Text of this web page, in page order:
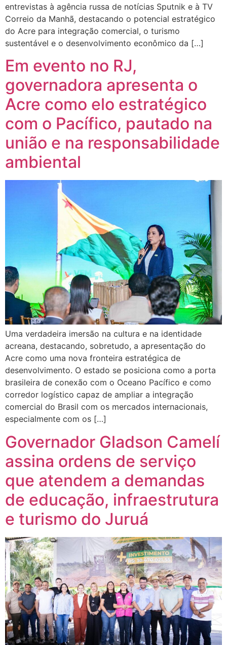
entrevistas à agência russa de notícias Sputnik e à TV
Correio da Manhã, destacando o potencial estratégico
do Acre para integração comercial, o turismo
sustentável e o desenvolvimento econômico da […]
Em evento no RJ,
governadora apresenta o
Acre como elo estratégico
com o Pacífico, pautado na
união e na responsabilidade
ambiental
Uma verdadeira imersão na cultura e na identidade
acreana, destacando, sobretudo, a apresentação do
Acre como uma nova fronteira estratégica de
desenvolvimento. O estado se posiciona como a porta
brasileira de conexão com o Oceano Pacífico e como
corredor logístico capaz de ampliar a integração
comercial do Brasil com os mercados internacionais,
especialmente com os […]
Governador Gladson Camelí
assina ordens de serviço
que atendem a demandas
de educação, infraestrutura
e turismo do Juruá